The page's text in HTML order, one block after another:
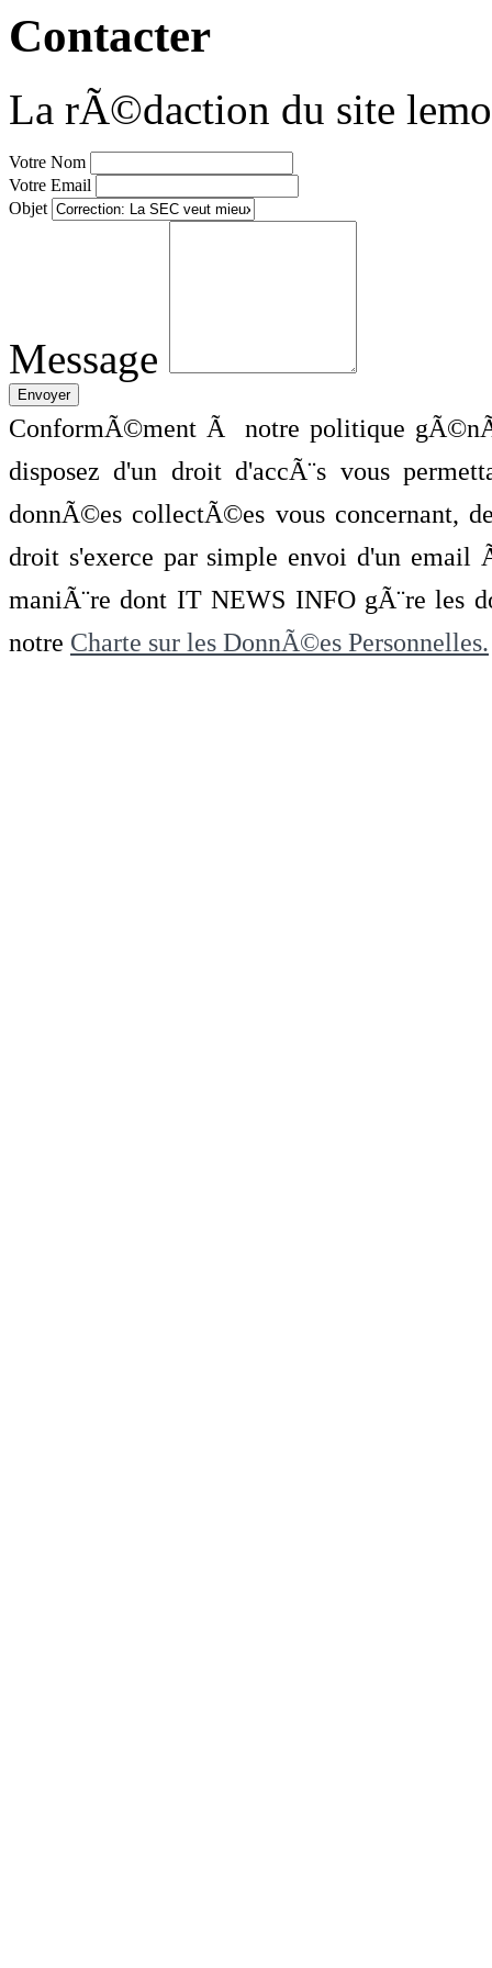
Contacter
La rÃ©daction du site
Votre Nom
Votre Email
Objet
Message
ConformÃ©ment Ã notre politique
disposez d'un droit d'accÃ¨s vous
donnÃ©es collectÃ©es vous concernant,
droit s'exerce par simple envoi d'un
maniÃ¨re dont IT NEWS INFO gÃ¨re les
notre Charte sur les DonnÃ©es Personnelles.